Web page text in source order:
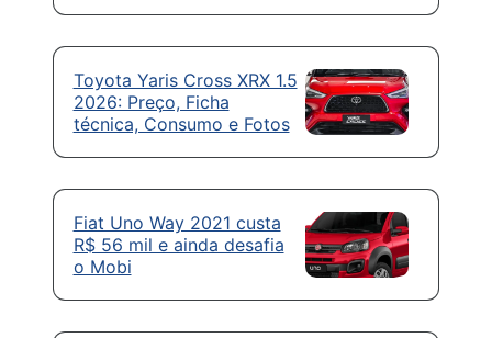
Toyota Yaris Cross XRX 1.5
2026: Preço, Ficha
técnica, Consumo e Fotos
Fiat Uno Way 2021 custa
R$ 56 mil e ainda desafia
o Mobi